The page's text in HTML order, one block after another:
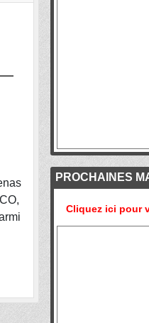
PROCHAINES
Cliquez ici pour